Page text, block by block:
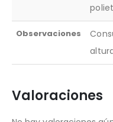
Observaciones
Valoraciones